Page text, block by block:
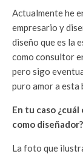
Actualmente he
empresario y
diseño que es la
como consultor
pero sigo
puro amor a
En tu caso
como
La foto que